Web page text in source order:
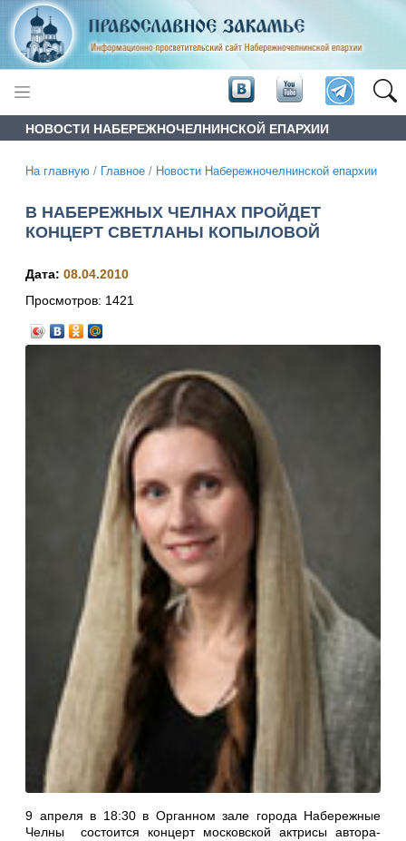
НОВОСТИ НАБЕРЕЖНОЧЕЛНИНСКОЙ ЕПАРХИИ
На главную / Главное / Новости Набережночелнинской епархии
В НАБЕРЕЖНЫХ ЧЕЛНАХ ПРОЙДЕТ
КОНЦЕРТ СВЕТЛАНЫ КОПЫЛОВОЙ
Дата: 08.04.2010
Просмотров: 1421
9 апреля в 18:30 в Органном зале города Набережные
Челны состоится концерт московской актрисы автора-